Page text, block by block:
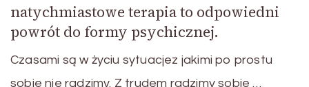
natychmiastowe terapia to odpowiedni
powrót do formy psychicznej.
Czasami są w życiu sytuacjez jakimi po prostu
sobie nie radzimy. Z trudem radzimy sobie …